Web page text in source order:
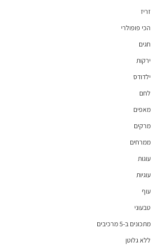
זריז
הכי פופולרי
חגים
ירקות
ילדודס
לחם
מאפים
מרקים
ממרחים
עוגות
עוגיות
עוף
טבעוני
מתכונים ב-5 מרכיבים
ללא גלוטן